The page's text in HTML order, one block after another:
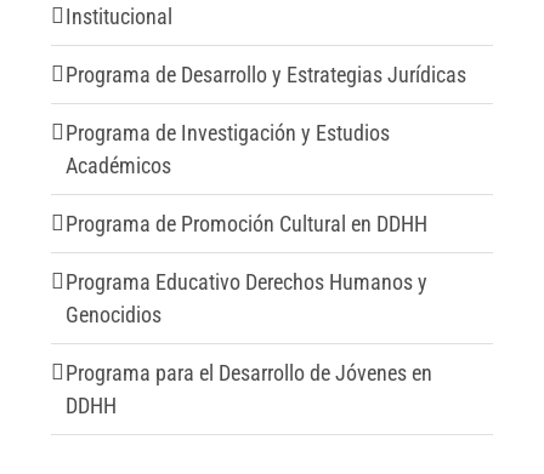
Institucional
Programa de Desarrollo y Estrategias Jurídicas
Programa de Investigación y Estudios
Académicos
Programa de Promoción Cultural en DDHH
Programa Educativo Derechos Humanos y
Genocidios
Programa para el Desarrollo de Jóvenes en
DDHH